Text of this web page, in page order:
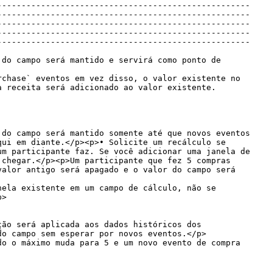
campo será mantido e servirá como ponto de
eventos em vez disso, o valor existente no
receita será adicionado ao valor existente.
será mantido somente até que novos eventos
em diante.</p><p>• Solicite um recálculo se
participante faz. Se você adicionar uma janela de
p><p>Um participante que fez 5 compras
antigo será apagado e o valor do campo será
existente em um campo de cálculo, não se
será aplicada aos dados históricos dos
sem esperar por novos eventos.</p>
máximo muda para 5 e um novo evento de compra